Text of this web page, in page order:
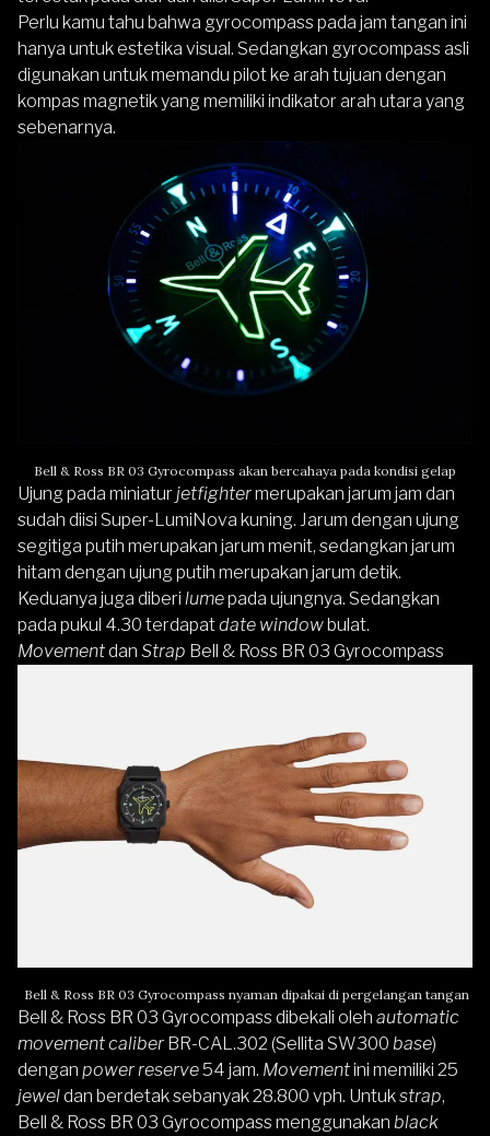
Perlu kamu tahu bahwa gyrocompass pada jam tangan ini
hanya untuk estetika visual. Sedangkan gyrocompass asli
digunakan untuk memandu pilot ke arah tujuan dengan
kompas magnetik yang memiliki indikator arah utara yang
sebenarnya.
Bell & Ross BR 03 Gyrocompass akan bercahaya pada kondisi gelap
Ujung pada miniatur jetfightermerupakan jarum jam dan
sudah diisi Super-LumiNova kuning. Jarum dengan ujung
segitiga putih merupakan jarum menit, sedangkan jarum
hitam dengan ujung putih merupakan jarum detik.
Keduanya juga diberi lumepada ujungnya. Sedangkan
pada pukul 4.30 terdapatdate windowbulat.
Movementdan Strap Bell & Ross BR 03 Gyrocompass
Bell & Ross BR 03 Gyrocompass nyaman dipakai di pergelangan tangan
Bell & Ross BR 03 Gyrocompass dibekali oleh automatic
movement caliber BR-CAL.302 (Sellita SW300 base)
dengan power reserve54 jam. Movementini memiliki 25
jeweldan berdetak sebanyak 28.800 vph. Untukstrap,
Bell & Ross BR 03 Gyrocompass menggunakan black